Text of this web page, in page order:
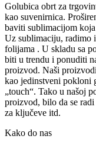
Golubica obrt za
kao suvenirnica.
baviti sublimacijom
Uz sublimaciju, radimo
folijama . U skladu sa
biti u trendu i ponuditi
proizvod. Naši
kao jedinstveni pokloni
„touch“. Tako u našoj
proizvod, bilo da se
za ključeve itd.
Kako do nas